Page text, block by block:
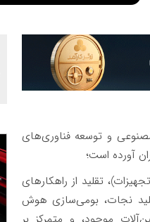
و توسعه فناوری‌های
آورده است؛
تقلید از راهکارهای
نجات، بومی‌سازی هوش